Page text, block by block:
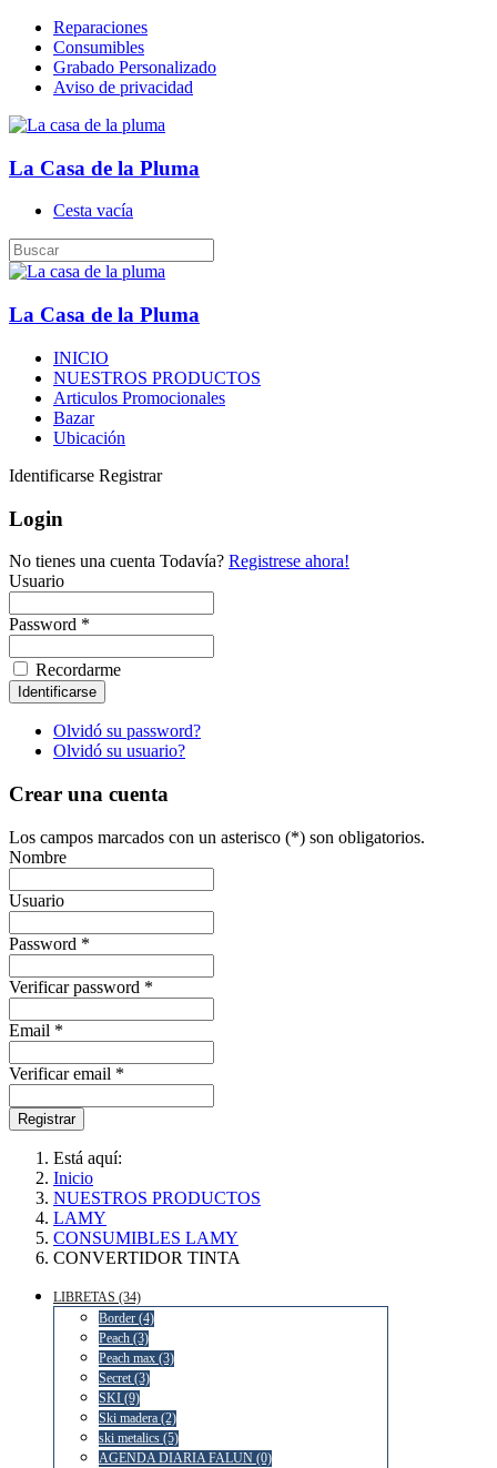
Reparaciones
Consumibles
Grabado Personalizado
Aviso de privacidad
La Casa de la Pluma
Cesta vacía
La Casa de la Pluma
INICIO
NUESTROS PRODUCTOS
Articulos Promocionales
Bazar
Ubicación
Identificarse Registrar
Login
No tienes una cuenta Todavía? Registrese ahora!
Usuario
Password *
Recordarme
Olvidó su password?
Olvidó su usuario?
Crear una cuenta
Los campos marcados con un asterisco (*) son obligatorios.
Nombre
Usuario
Password *
Verificar password *
Email *
Verificar email *
Registrar
Está aquí:
Inicio
NUESTROS PRODUCTOS
LAMY
CONSUMIBLES LAMY
CONVERTIDOR TINTA
LIBRETAS (34)
Border (4)
Peach (3)
Peach max (3)
Secret (3)
SKI (9)
Ski madera (2)
ski metalics (5)
AGENDA DIARIA FALUN (0)